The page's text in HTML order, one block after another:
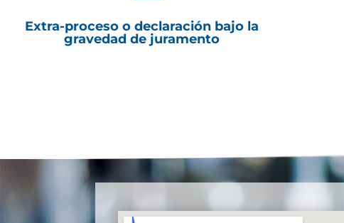
Extra-proceso o declaración bajo la
gravedad de juramento